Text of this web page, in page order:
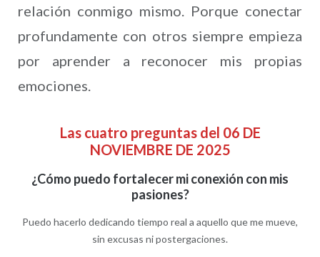
relación conmigo mismo. Porque conectar
profundamente con otros siempre empieza
por aprender a reconocer mis propias
emociones.
Las cuatro preguntas del 06 DE
NOVIEMBRE DE 2025
¿Cómo puedo fortalecer mi conexión con mis
pasiones?
Puedo hacerlo dedicando tiempo real a aquello que me mueve,
sin excusas ni postergaciones.